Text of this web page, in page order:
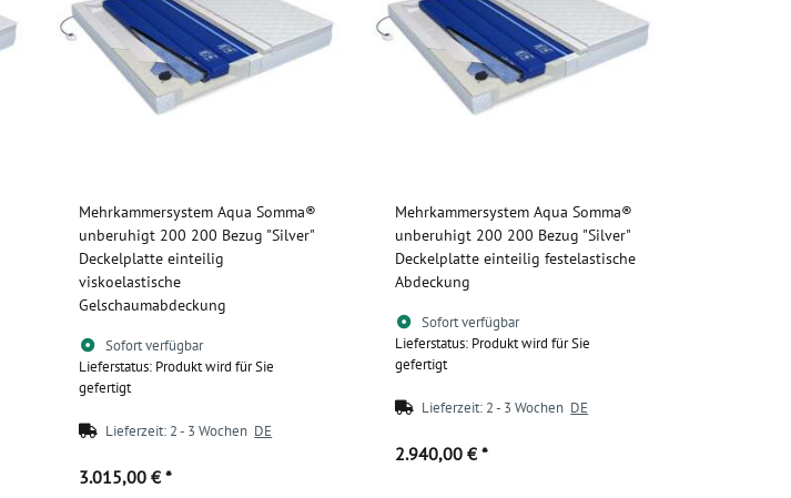
Mehrkammersystem Aqua Somma®
unberuhigt 200 200 Bezug "Silver"
Deckelplatte einteilig
viskoelastische
Gelschaumabdeckung
Sofort verfügbar
Lieferstatus: Produkt wird für Sie
gefertigt
Lieferzeit: 2 - 3 Wochen DE
3.015,00 € *
Mehrkammersystem Aqua Somma®
unberuhigt 200 200 Bezug "Silver"
Deckelplatte einteilig festelastische
Abdeckung
Sofort verfügbar
Lieferstatus: Produkt wird für Sie
gefertigt
Lieferzeit: 2 - 3 Wochen DE
2.940,00 € *